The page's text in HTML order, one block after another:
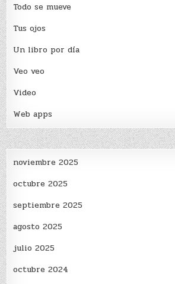
Todo se mueve
Tus ojos
Un libro por día
Veo veo
Video
Web apps
noviembre 2025
octubre 2025
septiembre 2025
agosto 2025
julio 2025
octubre 2024